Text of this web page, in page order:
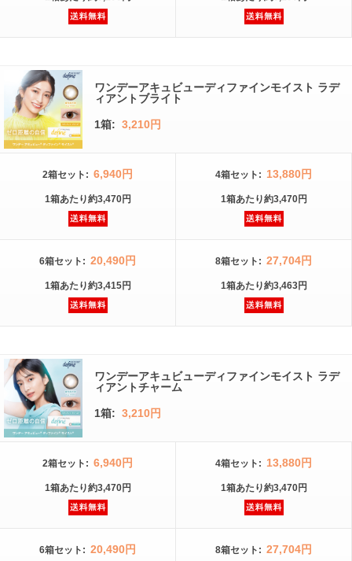
ワンデーアキュビューディファインモイスト ラデ
ィアントブライト
1箱: 3,210円
2箱セット : 6,940円
1箱あたり約3,470円
4箱セット : 13,880円
1箱あたり約3,470円
6箱セット : 20,490円
1箱あたり約3,415円
8箱セット : 27,704円
1箱あたり約3,463円
ワンデーアキュビューディファインモイスト ラデ
ィアントチャーム
1箱: 3,210円
2箱セット : 6,940円
1箱あたり約3,470円
4箱セット : 13,880円
1箱あたり約3,470円
6箱セット : 20,490円 8箱セット : 27,704円